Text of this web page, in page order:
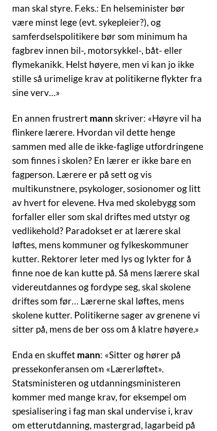
man skal styre. F.eks.: En helseminister bør
være minst lege (evt. sykepleier?), og
samferdselspolitikere bør som minimum ha
fagbrev innen bil-, motorsykkel-, båt- eller
flymekanikk. Helst høyere, men vi kan jo ikke
stille så urimelige krav at politikerne flykter fra
sine verv…»
En annen frustrert mann skriver: «Høyre vil ha
flinkere lærere. Hvordan vil dette henge
sammen med alle de ikke-faglige utfordringene
som finnes i skolen? En lærer er ikke bare en
fagperson. Lærere er på sett og vis
multikunstnere, psykologer, sosionomer og litt
av hvert for elevene. Hva med skolebygg som
forfaller eller som skal driftes med utstyr og
vedlikehold? Paradokset er at lærere skal
løftes, mens kommuner og fylkeskommuner
kutter. Rektorer leter med lys og lykter for å
finne noe de kan kutte på. Så mens lærere skal
videreutdannes og fordype seg, skal skolene
driftes som før… Lærerne skal løftes, mens
skolene kutter. Politikerne sager av grenene vi
sitter på, mens de ber oss om å klatre høyere.»
Enda en skuffet mann: «Sitter og hører på
pressekonferansen om «Lærerløftet».
Statsministeren og utdanningsministeren
kommer med mange krav, for eksempel om
spesialisering i fag man skal undervise i, krav
om etterutdanning, mastergrad, lagarbeid på